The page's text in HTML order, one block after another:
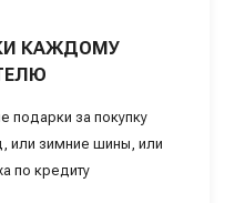
КАЖДОМУ
подарки за покупку
или зимние шины, или
по кредиту